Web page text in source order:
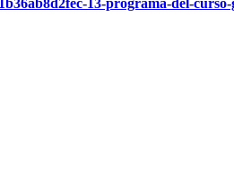
13-programa-del-